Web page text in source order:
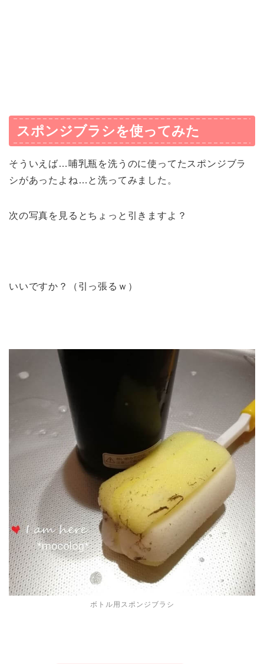
スポンジブラシを使ってみた
そういえば…哺乳瓶を洗うのに使ってたスポンジブラ
シがあったよね…と洗ってみました。
次の写真を見るとちょっと引きますよ？
いいですか？（引っ張るｗ）
ボトル用スポンジブラシ